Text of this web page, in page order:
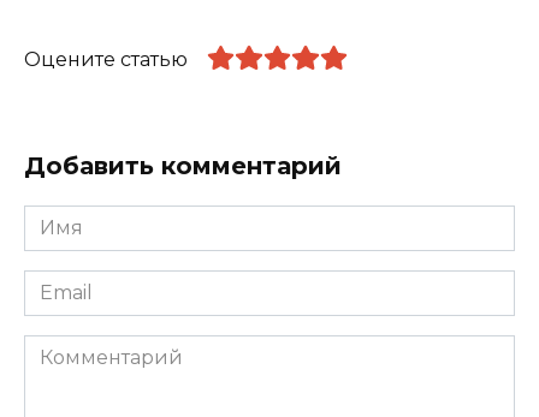
Оцените статью
Добавить комментарий
Имя
*
Email
*
Комментарий